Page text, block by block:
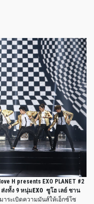
H presents EXO PLANET #2
ส่งทั้ง 9 หนุ่ม EXO ซูโฮ เลย์ ชาน
มาระเบิดความมันส์ให้เอ็กซ์โซ